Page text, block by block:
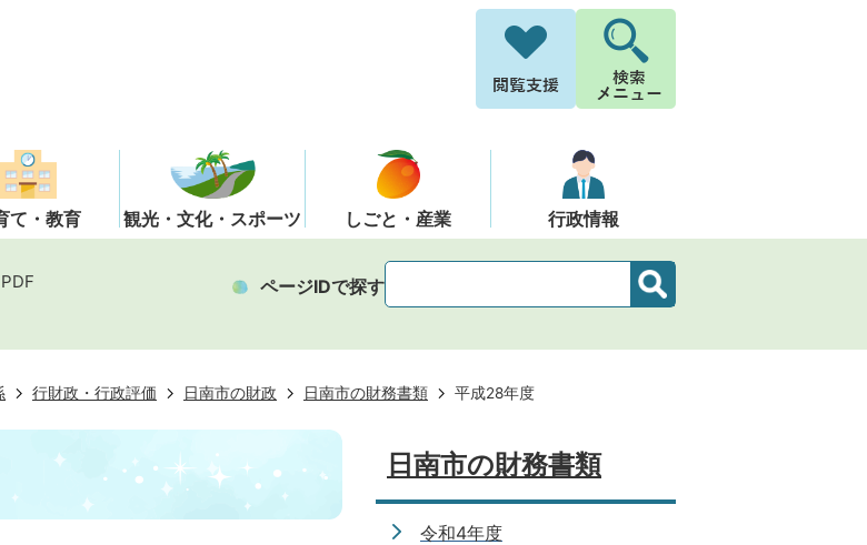
て・教育 観光・文化・スポーツ しごと・産業 行政情報
PDF ページIDで探す
行財政・行政評価 日南市の財政 日南市の財務書類 平成28年度
日南市の財務書類
令和4年度